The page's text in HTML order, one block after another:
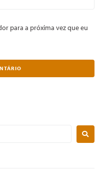
para a próxima vez que eu